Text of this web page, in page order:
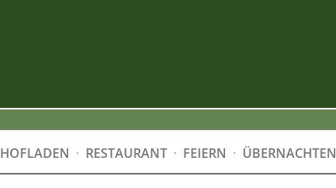
HOFLADEN RESTAURANT FEIERN ÜBERNACHTEN